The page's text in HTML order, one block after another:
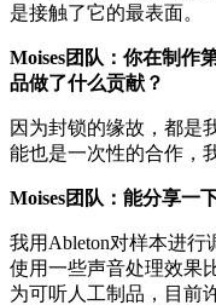
是接触了它的最表面。
Moises团队：你在制作
品做了什么贡献？
因为封锁的缘故，都是
能也是一次性的合作，
Moises团队：能分享一
我用Ableton对样本进
使用一些声音处理效果
为可听人工制品，目前